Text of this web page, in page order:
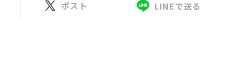
ポスト LINEで送る